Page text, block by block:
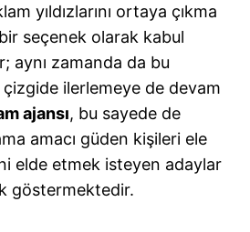
yıldızlarını ortaya çıkma
seçenek olarak kabul
aynı zamanda da bu
ilerlemeye de devam
ajansı, bu sayede de
amacı güden kişileri ele
elde etmek isteyen adaylar
göstermektedir.